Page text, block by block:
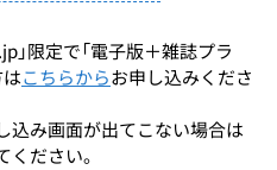
限定で「電子版＋雑誌プラ
こちらからお申し込みくださ
み画面が出てこない場合は
ださい。